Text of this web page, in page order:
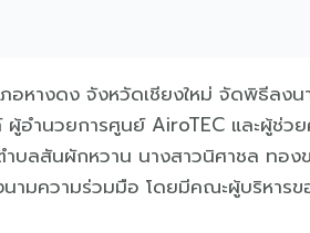
หางดง จังหวัดเชียงใหม่ จัดพิธีลง
ำนวยการศูนย์ AiroTEC และผู้ช่
ลสันผักหวาน นางสาวนิศาชล ทอง
มความร่วมมือ โดยมีคณะผู้บริหาร